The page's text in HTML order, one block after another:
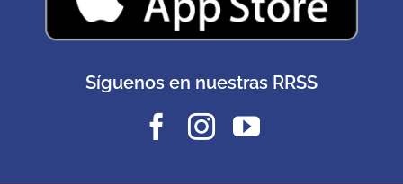
Síguenos en nuestras RRSS